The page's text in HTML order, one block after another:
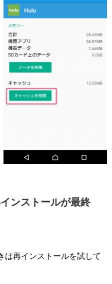
ンストールが最終
は再インストールを試して